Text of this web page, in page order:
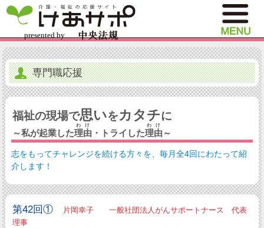
専門職応援
福祉の現場で思いをカタチに
～私が起業した理由
わけ
・トライした理由
わけ
～
志をもってチャレンジを続ける方々を、毎月全4回にわたって紹
介します！
第42回①
片岡幸子 一般社団法人がんサポートナース 代表
理事